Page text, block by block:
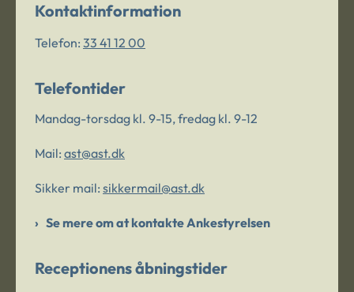
Kontaktinformation
Telefon: 33 41 12 00
Telefontider
Mandag-torsdag kl. 9-15, fredag kl. 9-12
Mail: ast@ast.dk
Sikker mail: sikkermail@ast.dk
Se mere om at kontakte Ankestyrelsen
Receptionens åbningstider